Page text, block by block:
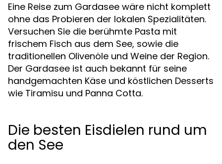
Eine Reise zum Gardasee wäre nicht komplett
ohne das Probieren der lokalen Spezialitäten.
Versuchen Sie die berühmte Pasta mit
frischem Fisch aus dem See, sowie die
traditionellen Olivenöle und Weine der Region.
Der Gardasee ist auch bekannt für seine
handgemachten Käse und köstlichen Desserts
wie Tiramisu und Panna Cotta.
Die besten Eisdielen rund um
den See